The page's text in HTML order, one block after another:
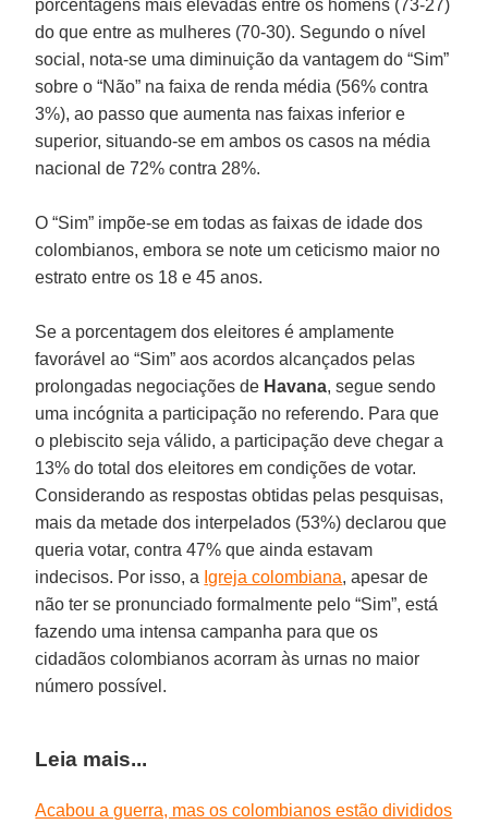
porcentagens mais elevadas entre os homens (73-27)
do que entre as mulheres (70-30). Segundo o nível
social, nota-se uma diminuição da vantagem do “Sim”
sobre o “Não” na faixa de renda média (56% contra
3%), ao passo que aumenta nas faixas inferior e
superior, situando-se em ambos os casos na média
nacional de 72% contra 28%.
O “Sim” impõe-se em todas as faixas de idade dos
colombianos, embora se note um ceticismo maior no
estrato entre os 18 e 45 anos.
Se a porcentagem dos eleitores é amplamente
favorável ao “Sim” aos acordos alcançados pelas
prolongadas negociações de Havana, segue sendo
uma incógnita a participação no referendo. Para que
o plebiscito seja válido, a participação deve chegar a
13% do total dos eleitores em condições de votar.
Considerando as respostas obtidas pelas pesquisas,
mais da metade dos interpelados (53%) declarou que
queria votar, contra 47% que ainda estavam
indecisos. Por isso, a Igreja colombiana, apesar de
não ter se pronunciado formalmente pelo “Sim”, está
fazendo uma intensa campanha para que os
cidadãos colombianos acorram às urnas no maior
número possível.
Leia mais...
Acabou a guerra, mas os colombianos estão divididos